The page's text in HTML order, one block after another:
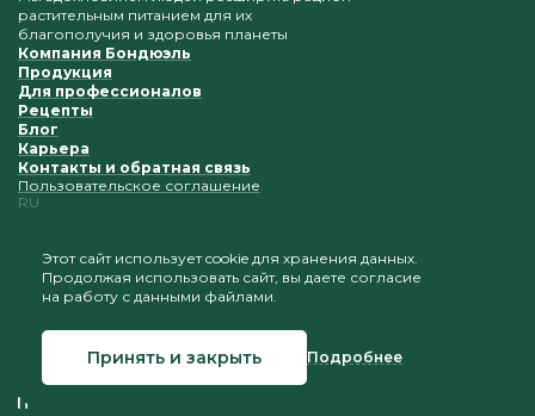
растительным питанием для их
благополучия и здоровья планеты
Компания Бондюэль
Продукция
Для профессионалов
Рецепты
Блог
Карьера
Контакты и обратная связь
Пользовательское соглашение
RU
Приветствуется копирование и размещение
материалов при условии сохранения ссылки на наш
© 2026 Бондюэль Россия
Создание сайта
Этот сайт использует cookie для хранения данных.
Продолжая использовать сайт, вы даете согласие
на работу с данными файлами.
Принять и закрыть Подробнее